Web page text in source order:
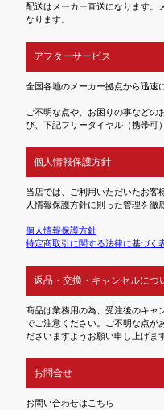
配送はメーカー直送になります。
なります。
アフターサービス
全国各地のメーカー拠点から迅速
ご不明な点や、お困りの事などの
び、下記フリーダイヤル（携帯可
個人情報保護方針
当店では、ご利用いただいたお客
人情報保護方針に則った管理を徹
個人情報保護方針
特定商取引に関する法律に基づく
返品・交換・キャンセルにつ
商品は業務用の為、受注後のキャ
でご注意ください。ご不明な点が
ださいますようお願い申し上げま
お問合せ
お問い合わせはこちら